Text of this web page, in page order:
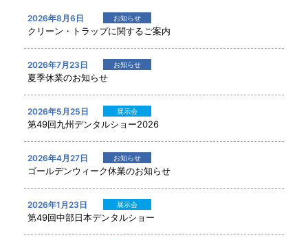
2026年8月6日 お知らせ
クリーン・トラップに関するご案内
2026年7月23日 お知らせ
夏季休業のお知らせ
2026年5月25日 展示会
第49回九州デンタルショー2026
2026年4月27日 お知らせ
ゴールデンウィーク休業のお知らせ
2026年1月23日 展示会
第49回中部日本デンタルショー